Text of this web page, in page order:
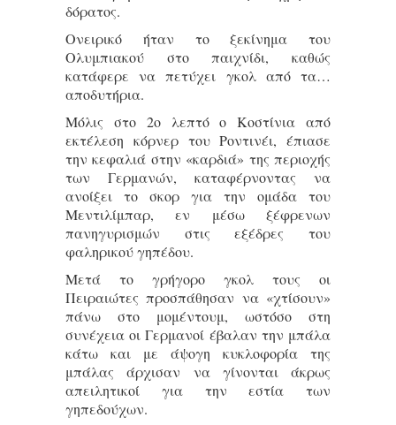
δόρατος.
Ονειρικό ήταν το ξεκίνημα του
Ολυμπιακού στο παιχνίδι, καθώς
κατάφερε να πετύχει γκολ από τα…
αποδυτήρια.
Μόλις στο 2ο λεπτό ο Κοστίνια από
εκτέλεση κόρνερ του Ροντινέι, έπιασε
την κεφαλιά στην «καρδιά» της περιοχής
των Γερμανών, καταφέρνοντας να
ανοίξει το σκορ για την ομάδα του
Μεντιλίμπαρ, εν μέσω ξέφρενων
πανηγυρισμών στις εξέδρες του
φαληρικού γηπέδου.
Μετά το γρήγορο γκολ τους οι
Πειραιώτες προσπάθησαν να «χτίσουν»
πάνω στο μομέντουμ, ωστόσο στη
συνέχεια οι Γερμανοί έβαλαν την μπάλα
κάτω και με άψογη κυκλοφορία της
μπάλας άρχισαν να γίνονται άκρως
απειλητικοί για την εστία των
γηπεδούχων.